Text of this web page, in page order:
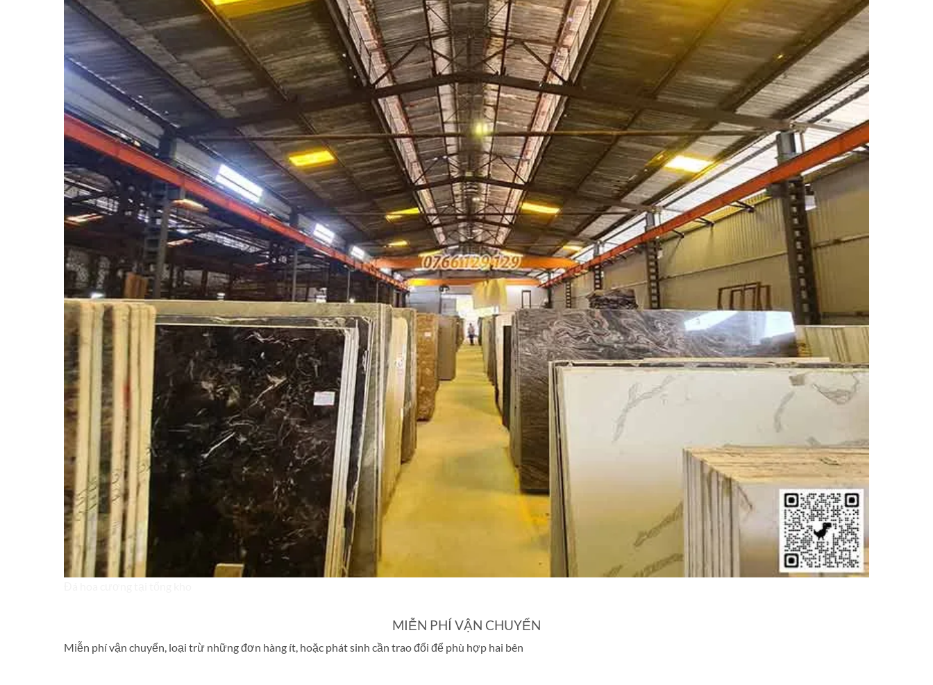
MIỄN PHÍ VẬN CHUYỂN
Miễn phí vận chuyển, loại trừ những đơn hàng ít, hoặc phát sinh cần trao đổi để phù hợp hai bên